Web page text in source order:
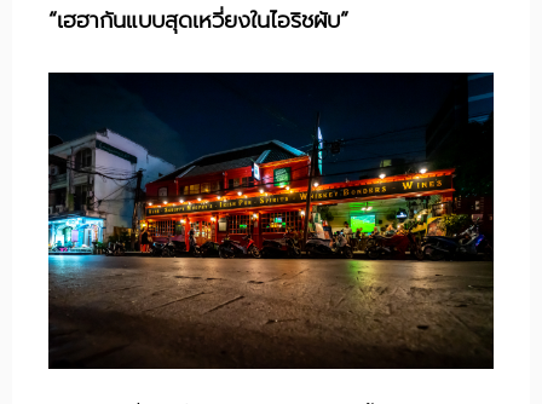
“เฮฮากันแบบสุดเหวี่ยงในไอริชผับ”